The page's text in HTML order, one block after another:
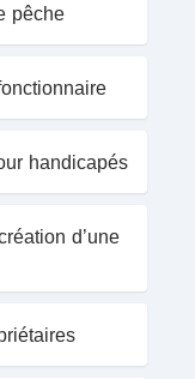
pêche
handicapés
d’une